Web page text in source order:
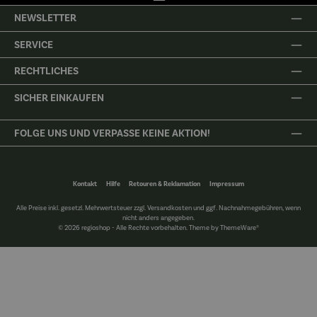
NEWSLETTER
SERVICE
RECHTLICHES
SICHER EINKAUFEN
FOLGE UNS UND VERPASSE KEINE AKTION!
Kontakt Hilfe Retouren & Reklamation Impressum
Alle Preise inkl. gesetzl. Mehrwertsteuer zzgl. Versandkostenund ggf. Nachnahmegebühren, wenn
nicht anders angegeben.
© 2026 regioshop - Alle Rechte vorbehalten. Theme byThemeWare®